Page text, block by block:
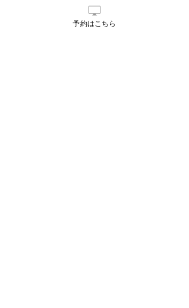
予約はこちら